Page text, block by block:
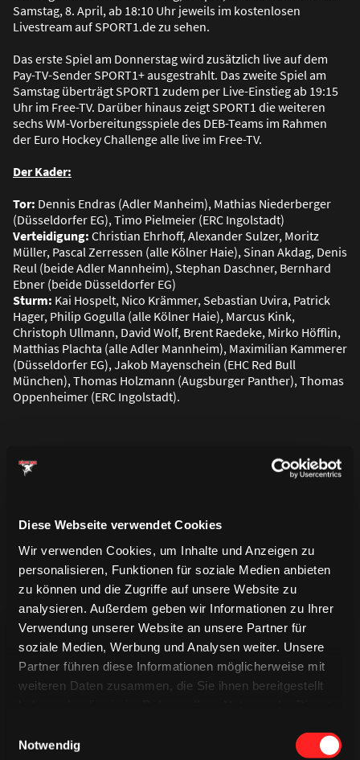
Diese Webseite verwendet Cookies
Wir verwenden Cookies, um Inhalte und Anzeigen zu
personalisieren, Funktionen für soziale Medien anbieten
zu können und die Zugriffe auf unsere Website zu
analysieren. Außerdem geben wir Informationen zu Ihrer
Verwendung unserer Website an unsere Partner für
soziale Medien, Werbung und Analysen weiter. Unsere
Partner führen diese Informationen möglicherweise mit
weiteren Daten zusammen, die Sie ihnen bereitgestellt
Notwendig
Samstag, 8. April, ab 18:10 Uhr jeweils im kostenlosen
Livestream auf SPORT1.de zu sehen.
Das erste Spiel am Donnerstag wird zusätzlich live auf dem
Pay-TV-Sender SPORT1+ ausgestrahlt. Das zweite Spiel am
Samstag überträgt SPORT1 zudem per Live-Einstieg ab 19:15
Uhr im Free-TV. Darüber hinaus zeigt SPORT1 die weiteren
sechs WM-Vorbereitungsspiele des DEB-Teams im Rahmen
der Euro Hockey Challenge alle live im Free-TV.
Der Kader:
Tor: Dennis Endras (Adler Manheim), Mathias Niederberger
(Düsseldorfer EG), Timo Pielmeier (ERC Ingolstadt)
Verteidigung: Christian Ehrhoff, Alexander Sulzer, Moritz
Müller, Pascal Zerressen (alle Kölner Haie), Sinan Akdag, Denis
Reul (beide Adler Mannheim), Stephan Daschner, Bernhard
Ebner (beide Düsseldorfer EG)
Sturm: Kai Hospelt, Nico Krämmer, Sebastian Uvira, Patrick
Hager, Philip Gogulla (alle Kölner Haie), Marcus Kink,
Christoph Ullmann, David Wolf, Brent Raedeke, Mirko Höfflin,
Matthias Plachta (alle Adler Mannheim), Maximilian Kammerer
(Düsseldorfer EG), Jakob Mayenschein (EHC Red Bull
München), Thomas Holzmann (Augsburger Panther), Thomas
Oppenheimer (ERC Ingolstadt).